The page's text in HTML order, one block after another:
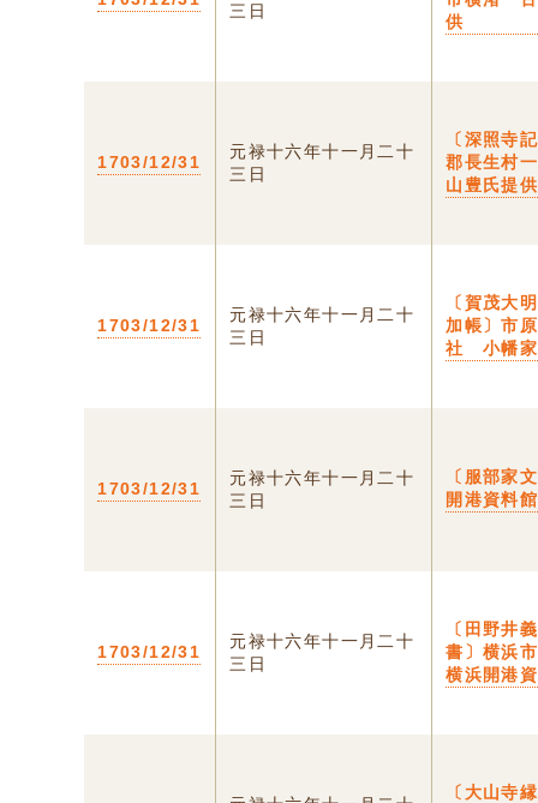
三日
供
1703/12/31
元禄十六年十一月二十
三日
〔深照寺
郡長生村
山豊氏提供
1703/12/31
元禄十六年十一月二十
三日
〔賀茂大
加帳〕市
社 小幡家
1703/12/31
元禄十六年十一月二十
三日
〔服部家
開港資料館
1703/12/31
元禄十六年十一月二十
三日
〔田野井
書〕横浜
横浜開港
〔大山寺